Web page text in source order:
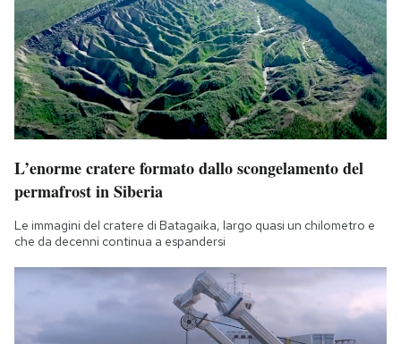
L’enorme cratere formato dallo scongelamento del
permafrost in Siberia
Le immagini del cratere di Batagaika, largo quasi un chilometro e
che da decenni continua a espandersi